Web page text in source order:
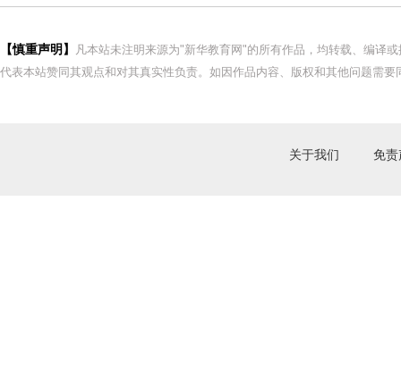
【慎重声明】
凡本站未注明来源为"新华教育网"的所有作品，均转载、编译
代表本站赞同其观点和对其真实性负责。如因作品内容、版权和其他问题需
关于我们 免责